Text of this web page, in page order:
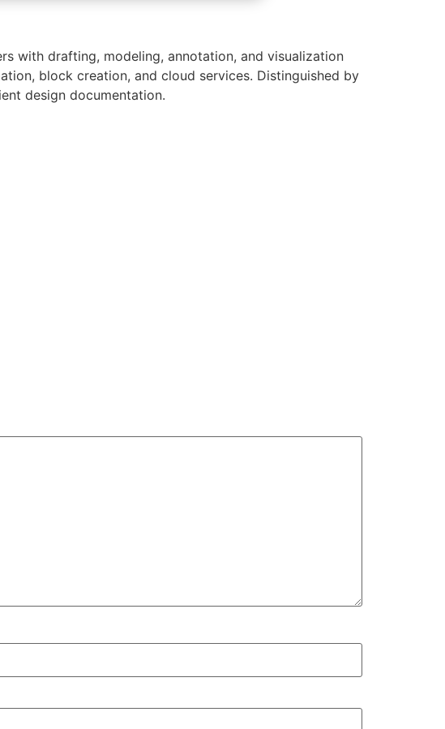
with drafting, modeling, annotation, and visualization
block creation, and cloud services. Distinguished by
design documentation.